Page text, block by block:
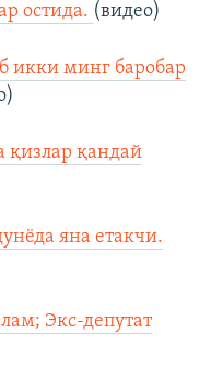
остида. (видео)
икки минг баробар
қизлар қандай
яна етакчи.
Экс-депутат